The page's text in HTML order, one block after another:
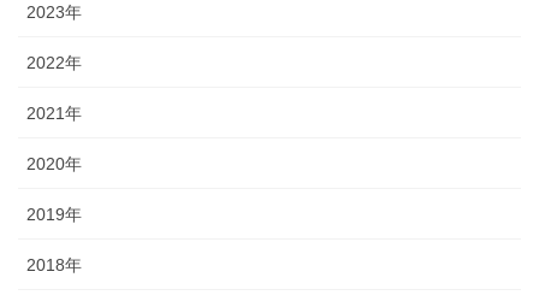
2023年
2022年
2021年
2020年
2019年
2018年